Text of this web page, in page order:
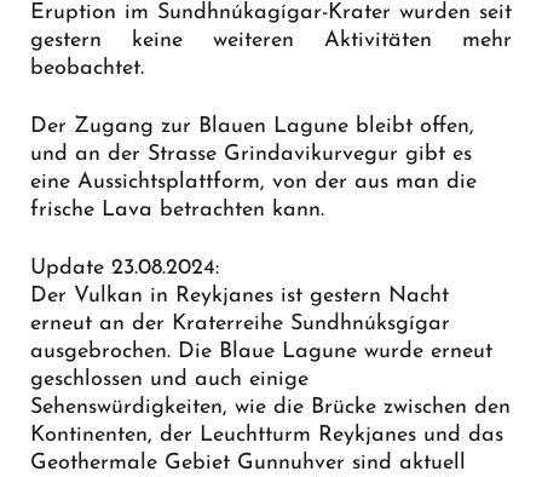
Eruption im Sundhnúkagígar-Krater wurden seit
gestern keine weiteren Aktivitäten mehr
beobachtet.
Der Zugang zur Blauen Lagune bleibt offen,
und an der Strasse Grindavikurvegur gibt es
eine Aussichtsplattform, von der aus man die
frische Lava betrachten kann.
Update 23.08.2024:
Der Vulkan in Reykjanes ist gestern Nacht
erneut an der Kraterreihe Sundhnúksgígar
ausgebrochen. Die Blaue Lagune wurde erneut
geschlossen und auch einige
Sehenswürdigkeiten, wie die Brücke zwischen den
Kontinenten, der Leuchtturm Reykjanes und das
Geothermale Gebiet Gunnuhver sind aktuell